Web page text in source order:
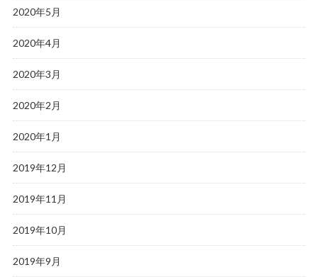
2020年5月
2020年4月
2020年3月
2020年2月
2020年1月
2019年12月
2019年11月
2019年10月
2019年9月